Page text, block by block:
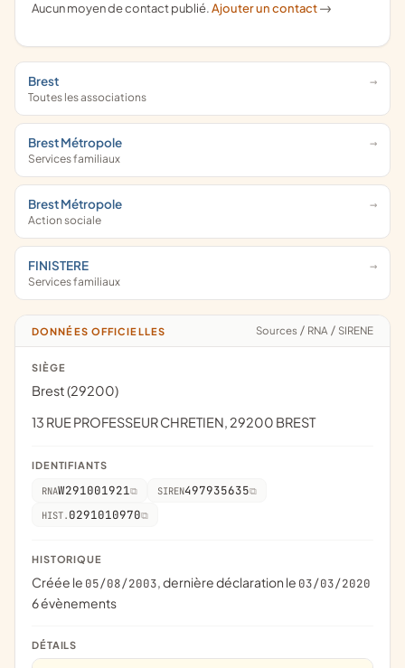
Aucun moyen de contact publié.Ajouter un contact ->
Brest
Toutes les associations
Brest Métropole
Services familiaux
Brest Métropole
Action sociale
FINISTERE
Services familiaux
DONNÉES OFFICIELLES Sources / RNA / SIRENE
SIÈGE
Brest (29200)
13 RUE PROFESSEUR CHRETIEN, 29200 BREST
IDENTIFIANTS
RNAW291001921 SIREN497935635
HIST. 0291010970
HISTORIQUE
Créée le 05/08/2003, dernière déclaration le 03/03/2020
6 évènements
DÉTAILS